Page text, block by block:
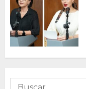
Buscar: